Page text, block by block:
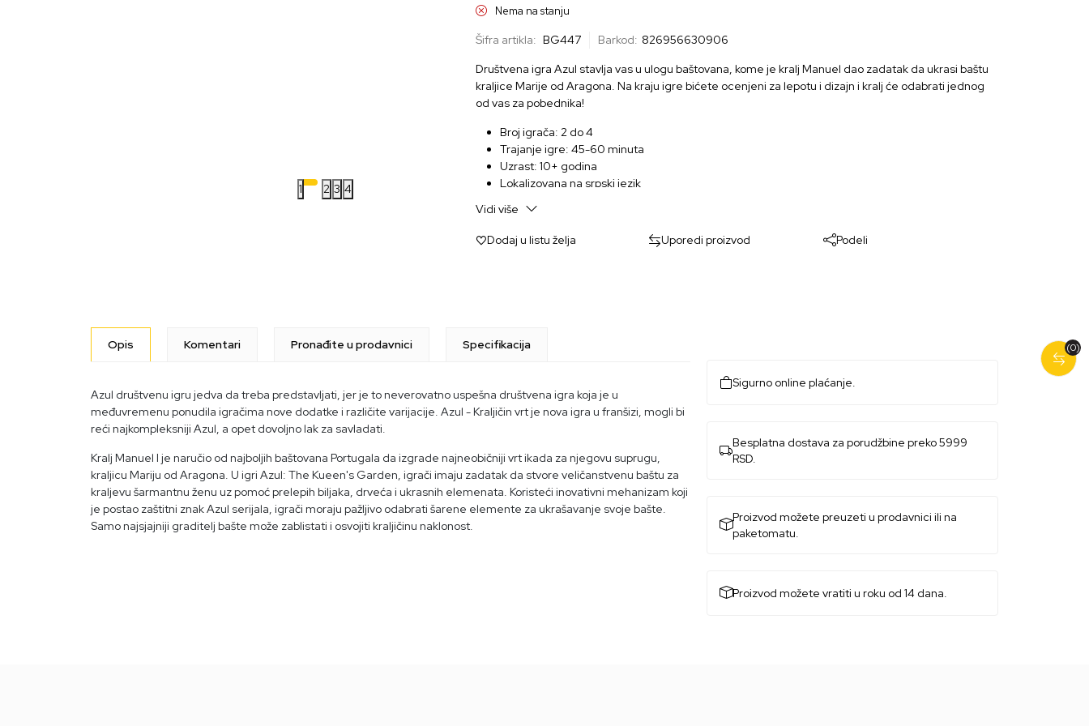
1 2 3 4
Nema na stanju
Šifra artikla: BG447 Barkod: 826956630906
Društvena igra Azul stavlja vas u ulogu baštovana, kome je kralj Manuel dao zadatak da ukrasi baštu
kraljice Marije od Aragona. Na kraju igre bićete ocenjeni za lepotu i dizajn i kralj će odabrati jednog
od vas za pobednika!
Broj igrača: 2 do 4
Trajanje igre: 45-60 minuta
Uzrast: 10+ godina
Lokalizovana na srpski jezik
Vidi više
Dodaj u listu želja Uporedi proizvod Podeli
(0)
Opis Komentari Pronađite u prodavnici Specifikacija
Azul društvenu igru jedva da treba predstavljati, jer je to neverovatno uspešna društvena igra koja je u
međuvremenu ponudila igračima nove dodatke i različite varijacije. Azul - Kraljičin vrt je nova igra u franšizi, mogli bi
reći najkompleksniji Azul, a opet dovoljno lak za savladati.
Kralj Manuel I je naručio od najboljih baštovana Portugala da izgrade najneobičniji vrt ikada za njegovu suprugu,
kraljicu Mariju od Aragona. U igri Azul: The Kueen's Garden, igrači imaju zadatak da stvore veličanstvenu baštu za
kraljevu šarmantnu ženu uz pomoć prelepih biljaka, drveća i ukrasnih elemenata. Koristeći inovativni mehanizam koji
je postao zaštitni znak Azul serijala, igrači moraju pažljivo odabrati šarene elemente za ukrašavanje svoje bašte.
Samo najsjajniji graditelj bašte može zablistati i osvojiti kraljičinu naklonost.
Sigurno online plaćanje.
Besplatna dostava za porudžbine preko 5999
RSD.
Proizvod možete preuzeti u prodavnici ili na
paketomatu.
Proizvod možete vratiti u roku od 14 dana.